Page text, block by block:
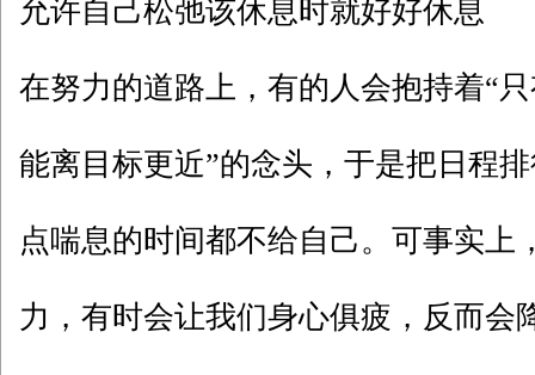
允许自己松弛该休息时就好好休息
在努力的道路上，有的人会抱持着“
能离目标更近”的念头，于是把日程
点喘息的时间都不给自己。可事实上
力，有时会让我们身心俱疲，反而会